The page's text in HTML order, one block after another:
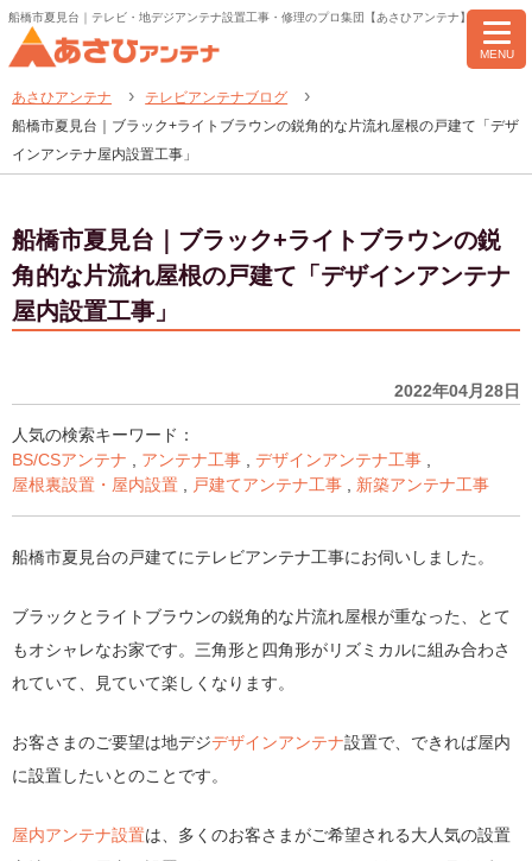
船橋市夏見台｜テレビ・地デジアンテナ設置工事・修理のプロ集団【あさひアンテナ】
MENU
あさひアンテナ
テレビアンテナブログ
船橋市夏見台｜ブラック+ライトブラウンの鋭角的な片流れ屋根の戸建て「デザ
インアンテナ屋内設置工事」
船橋市夏見台｜ブラック+ライトブラウンの鋭
角的な片流れ屋根の戸建て「デザインアンテナ
屋内設置工事」
2022年04月28日
人気の検索キーワード：
BS/CSアンテナ
アンテナ工事 デザインアンテナ工事
屋根裏設置・屋内設置
戸建てアンテナ工事 新築アンテナ工事
船橋市夏見台の戸建てにテレビアンテナ工事にお伺いしました。
ブラックとライトブラウンの鋭角的な片流れ屋根が重なった、とて
もオシャレなお家です。三角形と四角形がリズミカルに組み合わさ
れていて、見ていて楽しくなります。
お客さまのご要望は地デジデザインアンテナ設置で、できれば屋内
に設置したいとのことです。
屋内アンテナ設置は、多くのお客さまがご希望される大人気の設置